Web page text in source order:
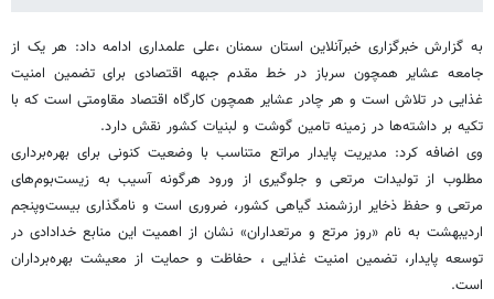
به گزارش خبرگزاری خبرآنلاین استان سمنان ،علی علمداری ادامه داد: هر یک از
جامعه عشایر همچون سرباز در خط مقدم جبهه اقتصادی برای تضمین امنیت
غذایی در تلاش است و هر چادر عشایر همچون کارگاه اقتصاد مقاومتی است که با
تکیه بر داشته‌ها در زمینه تامین گوشت و لبنیات کشور نقش دارد.
وی اضافه کرد: مدیریت پایدار مراتع متناسب با وضعیت کنونی برای بهره‌برداری
مطلوب از تولیدات مرتعی و جلوگیری از ورود هرگونه آسیب به زیست‌بوم‌های
مرتعی و حفظ ذخایر ارزشمند گیاهی کشور، ضروری است و نامگذاری بیست‌وپنجم
اردیبهشت به نام «روز مرتع و مرتعداران» نشان از اهمیت این منابع خدادادی در
توسعه پایدار، تضمین امنیت غذایی ، حفاظت و حمایت از معیشت بهره‌برداران
است.